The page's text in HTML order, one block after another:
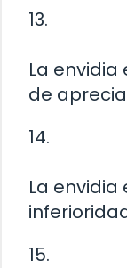
13.
La
de
14.
La envidia
15.